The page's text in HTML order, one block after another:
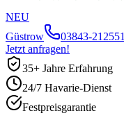
NEU
Güstrow
03843-212551
Jetzt anfragen!
35+ Jahre Erfahrung
24/7 Havarie-Dienst
Festpreisgarantie